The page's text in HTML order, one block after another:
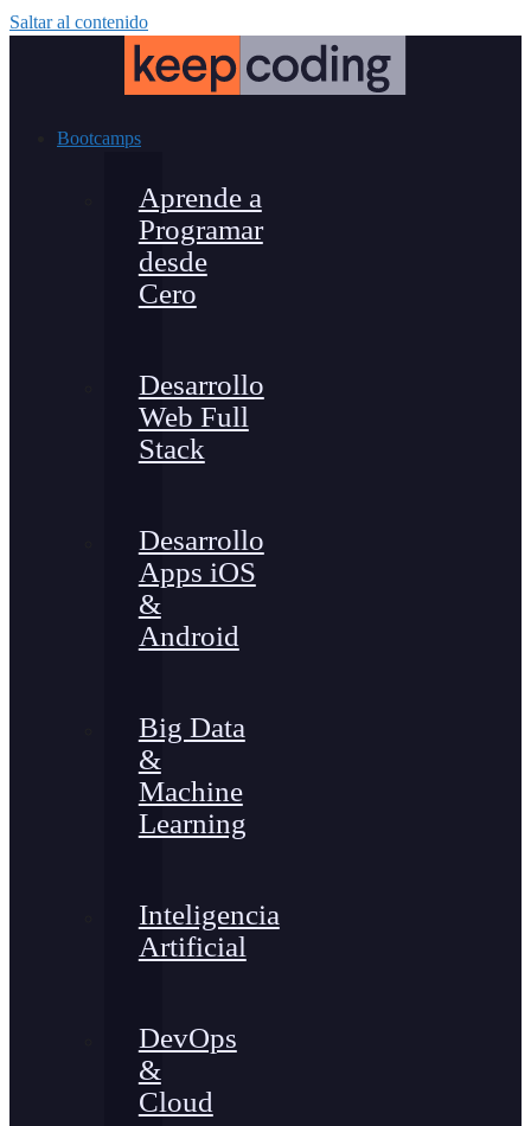
Saltar al contenido
Bootcamps
Aprende a
Programar
desde
Cero
Desarrollo
Web Full
Stack
Desarrollo
Apps iOS
&
Android
Big Data
&
Machine
Learning
Inteligencia
Artificial
DevOps
&
Cloud